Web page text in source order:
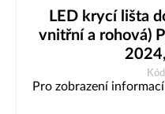
LED krycí lišta
vnitřní a rohová)
Pro zobrazení